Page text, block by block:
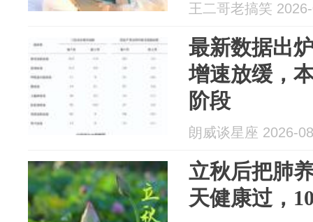
王二哥老搞笑
最新数据出
增速放缓，
阶段
朗威谈星座 2026-
立秋后把肺
天健康过，